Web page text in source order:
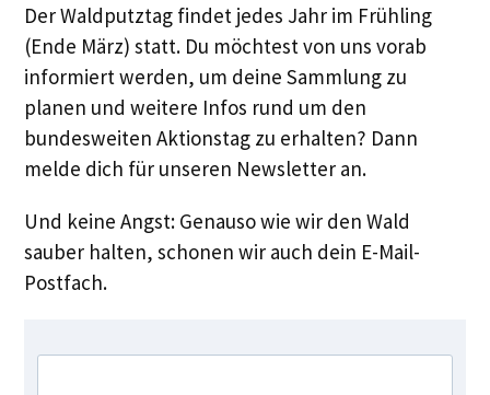
Der Waldputztag findet jedes Jahr im Frühling
(Ende März) statt. Du möchtest von uns vorab
informiert werden, um deine Sammlung zu
planen und weitere Infos rund um den
bundesweiten Aktionstag zu erhalten? Dann
melde dich für unseren Newsletter an.
Und keine Angst: Genauso wie wir den Wald
sauber halten, schonen wir auch dein E-Mail-
Postfach.